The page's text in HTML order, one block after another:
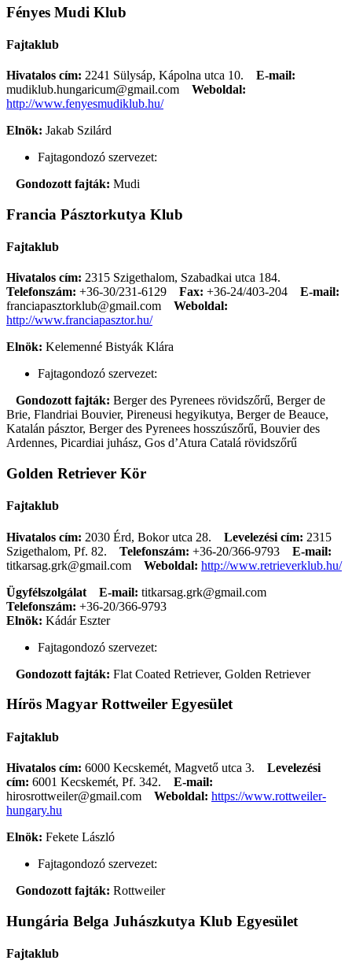
Fényes Mudi Klub
Fajtaklub
Hivatalos cím: 2241 Sülysáp, Kápolna utca 10. E-mail:
mudiklub.hungaricum@gmail.com
Weboldal:
http://www.fenyesmudiklub.hu/
Elnök: Jakab Szilárd
Fajtagondozó szervezet:
Gondozott fajták: Mudi
Francia Pásztorkutya Klub
Fajtaklub
Hivatalos cím: 2315 Szigethalom, Szabadkai utca 184.
Telefonszám: +36-30/231-6129 Fax: +36-24/403-204
E-mail:
franciapasztorklub@gmail.com
Weboldal:
http://www.franciapasztor.hu/
Elnök: Kelemenné Bistyák Klára
Fajtagondozó szervezet:
Gondozott fajták: Berger des Pyrenees rövidszőrű, Berger de
Brie, Flandriai Bouvier, Pireneusi hegyikutya, Berger de Beauce,
Katalán pásztor, Berger des Pyrenees hosszúszőrű, Bouvier des
Ardennes, Picardiai juhász, Gos d’Atura Catalá rövidszőrű
Golden Retriever Kör
Fajtaklub
Hivatalos cím: 2030 Érd, Bokor utca 28. Levelezési cím: 2315
Szigethalom, Pf. 82.
Telefonszám: +36-20/366-9793
E-mail:
titkarsag.grk@gmail.com
Weboldal: http://www.retrieverklub.hu/
Ügyfélszolgálat
E-mail: titkarsag.grk@gmail.com
Telefonszám: +36-20/366-9793
Elnök: Kádár Eszter
Fajtagondozó szervezet:
Gondozott fajták: Flat Coated Retriever, Golden Retriever
Hírös Magyar Rottweiler Egyesület
Fajtaklub
Hivatalos cím: 6000 Kecskemét, Magvető utca 3. Levelezési
cím: 6001 Kecskemét, Pf. 342.
E-mail:
hirosrottweiler@gmail.com
Weboldal: https://www.rottweiler-
hungary.hu
Elnök: Fekete László
Fajtagondozó szervezet:
Gondozott fajták: Rottweiler
Hungária Belga Juhászkutya Klub Egyesület
Fajtaklub